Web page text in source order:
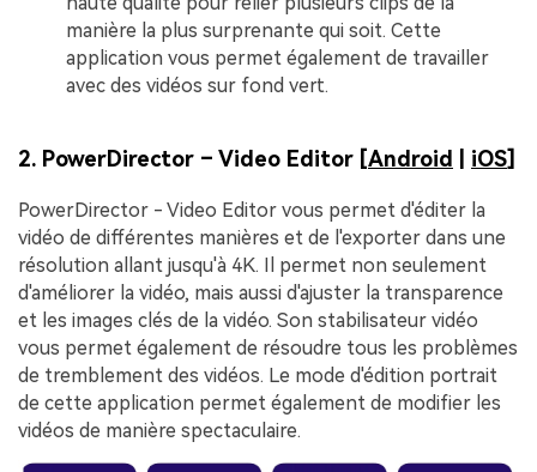
manière la plus surprenante qui soit. Cette
application vous permet également de travailler
avec des vidéos sur fond vert.
2. PowerDirector – Video Editor [Android iOS]
PowerDirector - Video Editor vous permet d'éditer la
vidéo de différentes manières et de l'exporter dans une
résolution allant jusqu'à 4K. Il permet non seulement
d'améliorer la vidéo, mais aussi d'ajuster la transparence
et les images clés de la vidéo. Son stabilisateur vidéo
vous permet également de résoudre tous les problèmes
de tremblement des vidéos. Le mode d'édition portrait
de cette application permet également de modifier les
vidéos de manière spectaculaire.